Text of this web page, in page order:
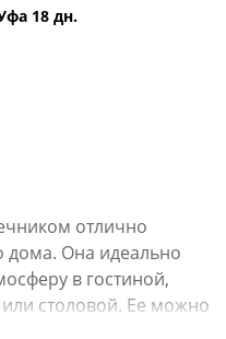
18 дн.
отлично
дома. Она идеально
в гостиной,
столовой. Ее можно
столик.